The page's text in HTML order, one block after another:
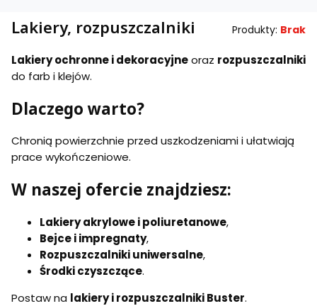
Lakiery, rozpuszczalniki Produkty: Brak
Lakiery ochronne i dekoracyjneoraz rozpuszczalniki
do farb i klejów.
Dlaczego warto?
Chronią powierzchnie przed uszkodzeniami i ułatwiają
prace wykończeniowe.
W naszej ofercie znajdziesz:
Lakiery akrylowe i poliuretanowe,
Bejce i impregnaty,
Rozpuszczalniki uniwersalne,
Środki czyszczące.
Postaw na lakiery i rozpuszczalniki Buster.